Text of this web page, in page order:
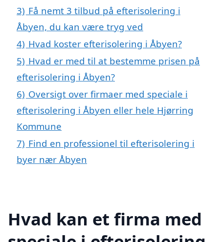
3) Få nemt 3 tilbud på efterisolering i
Åbyen, du kan være tryg ved
4) Hvad koster efterisolering i Åbyen?
5) Hvad er med til at bestemme prisen på
efterisolering i Åbyen?
6) Oversigt over firmaer med speciale i
efterisolering i Åbyen eller hele Hjørring
Kommune
7) Find en professionel til efterisolering i
byer nær Åbyen
Hvad kan et firma med